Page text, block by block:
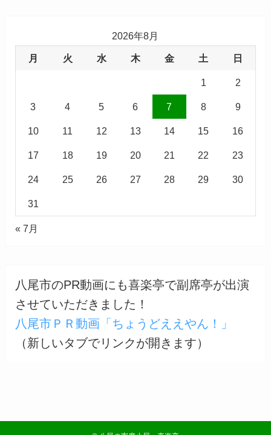
2026年8月
月 火 水 木 金 土 日
1 2
3 4 5 6 7 8 9
10 11 12 13 14 15 16
17 18 19 20 21 22 23
24 25 26 27 28 29 30
31
« 7月
八尾市のPR動画にも喜楽亭で副席亭が出演
させていただきました！
八尾市ＰＲ動画「ちょうどええやん！」
（新しいタブでリンクが開きます）